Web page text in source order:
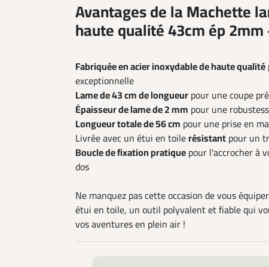
Avantages de la Machette
haute qualité 43cm ép
Fabriquée en acier inoxydable de haute qualité
exceptionnelle
Lame de 43 cm de longueur pour une coupe
Épaisseur de lame de 2 mm pour une
Longueur totale de 56 cm pour une prise en
Livrée avec un étui en toilerésistant pour un
Boucle de fixation pratique pour l'accrocher à
dos
Ne manquez pas cette occasion de vous
étui en toile, un outil polyvalent et fiable qui
vos aventures en plein air !